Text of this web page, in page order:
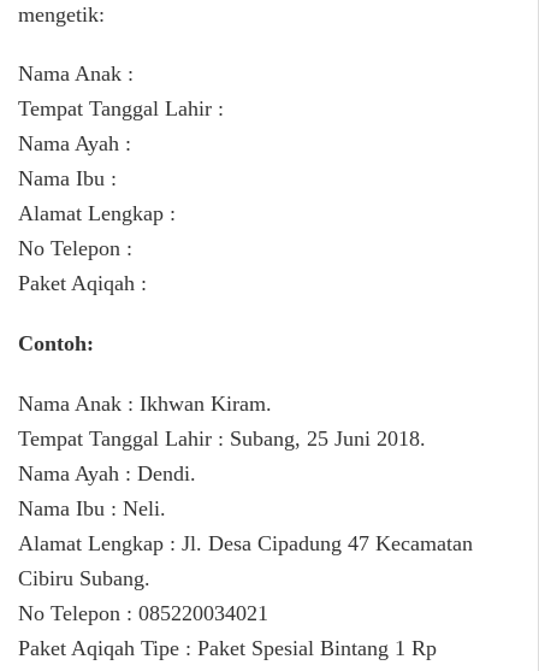
mengetik:
Nama Anak :
Tempat Tanggal Lahir :
Nama Ayah :
Nama Ibu :
Alamat Lengkap :
No Telepon :
Paket Aqiqah :
Contoh:
Nama Anak : Ikhwan Kiram.
Tempat Tanggal Lahir : Subang, 25 Juni 2018.
Nama Ayah : Dendi.
Nama Ibu : Neli.
Alamat Lengkap : Jl. Desa Cipadung 47 Kecamatan
Cibiru Subang.
No Telepon : 085220034021
Paket Aqiqah Tipe : Paket Spesial Bintang 1 Rp